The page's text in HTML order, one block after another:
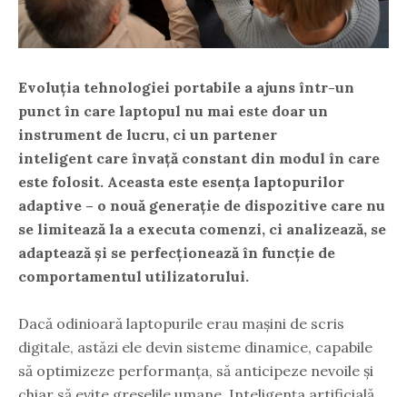
Evoluția tehnologiei portabile a ajuns într-un
punct în care laptopul nu mai este doar un
instrument de lucru, ci un partener
inteligent care învață constant din modul în care
este folosit. Aceasta este esența laptopurilor
adaptive – o nouă generație de dispozitive care nu
se limitează la a executa comenzi, ci analizează, se
adaptează și se perfecționează în funcție de
comportamentul utilizatorului.
Dacă odinioară laptopurile erau mașini de scris
digitale, astăzi ele devin sisteme dinamice, capabile
să optimizeze performanța, să anticipeze nevoile și